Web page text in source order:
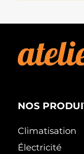
NOS
Climatisation
Électricité